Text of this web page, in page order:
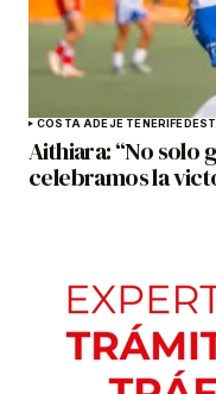
COSTA ADEJE TENERIFE
Aithiara: “No solo
celebramos la